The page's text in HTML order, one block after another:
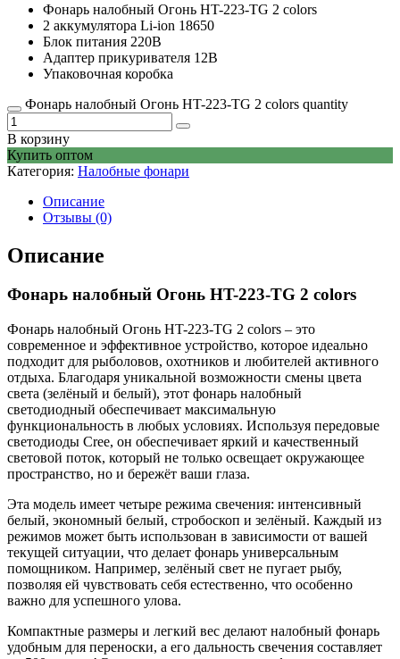
Фонарь налобный Огонь HT-223-TG 2 colors
2 аккумулятора Li-ion 18650
Блок питания 220В
Адаптер прикуривателя 12В
Упаковочная коробка
Фонарь налобный Огонь HT-223-TG 2 colors quantity
В корзину
Купить оптом
Категория: Налобные фонари
Описание
Отзывы (0)
Описание
Фонарь налобный Огонь HT-223-TG 2 colors
Фонарь налобный Огонь HT-223-TG 2 colors – это
современное и эффективное устройство, которое идеально
подходит для рыболовов, охотников и любителей активного
отдыха. Благодаря уникальной возможности смены цвета
света (зелёный и белый), этот фонарь налобный
светодиодный обеспечивает максимальную
функциональность в любых условиях. Используя передовые
светодиоды Cree, он обеспечивает яркий и качественный
световой поток, который не только освещает окружающее
пространство, но и бережёт ваши глаза.
Эта модель имеет четыре режима свечения: интенсивный
белый, экономный белый, стробоскоп и зелёный. Каждый из
режимов может быть использован в зависимости от вашей
текущей ситуации, что делает фонарь универсальным
помощником. Например, зелёный свет не пугает рыбу,
позволяя ей чувствовать себя естественно, что особенно
важно для успешного улова.
Компактные размеры и легкий вес делают налобный фонарь
удобным для переноски, а его дальность свечения составляет